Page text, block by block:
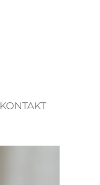
KONTAKT